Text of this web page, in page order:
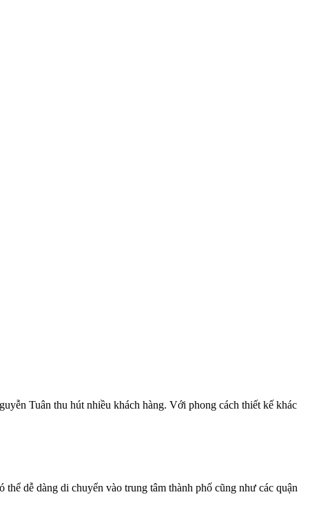
Tuân thu hút nhiều khách hàng. Với phong cách thiết kế khác
dễ dàng di chuyển vào trung tâm thành phố cũng như các quận